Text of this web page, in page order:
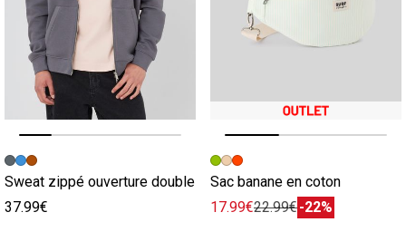
Image précédente
Image suivante
Sweat zippé ouverture double
37.99€
Image précédente
Image suivante
Sac banane en coton
17.99€22.99€-22%